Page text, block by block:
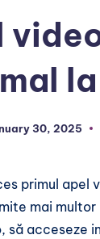
30, 2025
primul apel
mai
să acceseze